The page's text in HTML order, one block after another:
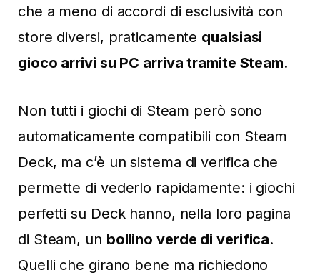
che a meno di accordi di esclusività con
store diversi, praticamente qualsiasi
gioco arrivi su PC arriva tramite Steam.
Non tutti i giochi di Steam però sono
automaticamente compatibili con Steam
Deck, ma c’è un sistema di verifica che
permette di vederlo rapidamente: i giochi
perfetti su Deck hanno, nella loro pagina
di Steam, un bollino verde di verifica.
Quelli che girano bene ma richiedono